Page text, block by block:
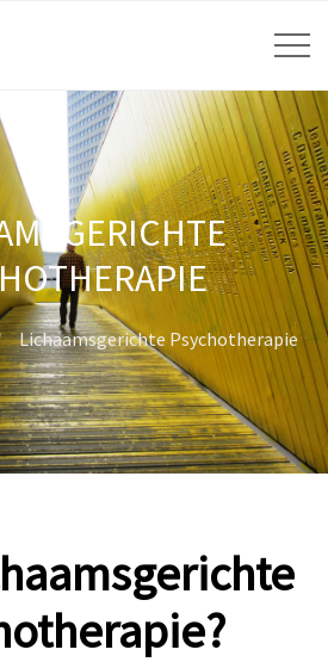
Lichaamsgerichte Psychotherapie